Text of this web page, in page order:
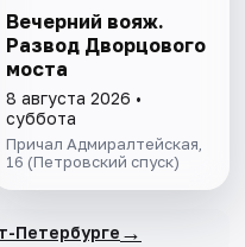
Вечерний вояж.
Развод Дворцового
моста
8 августа 2026 •
суббота
Причал Адмиралтейская,
16 (Петровский спуск)
Петербурге →